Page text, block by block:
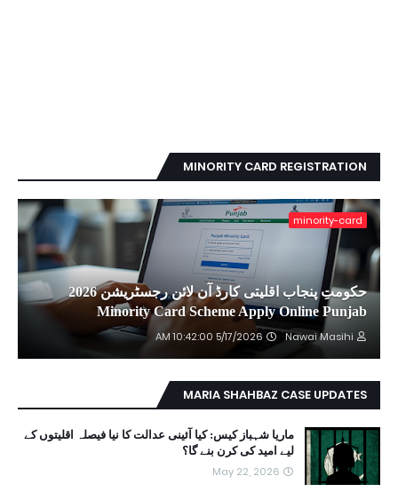
MINORITY CARD REGISTRATION
minority-card
حکومتِ پنجاب اقلیتی کارڈ آن لائن رجسٹریشن 2026
Minority Card Scheme Apply Online Punjab
Nawai Masihi
5/17/2026 10:42:00 AM
MARIA SHAHBAZ CASE UPDATES
ماریا شہباز کیس: کیا آئینی عدالت کا نیا فیصلہ اقلیتوں کے
لیے امید کی کرن بنے گا؟
May 22, 2026